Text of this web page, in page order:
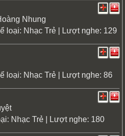
Nhung
loại: Nhạc Trẻ | Lượt nghe: 129
loại: Nhạc Trẻ | Lượt nghe: 86
Nhạc Trẻ | Lượt nghe: 180